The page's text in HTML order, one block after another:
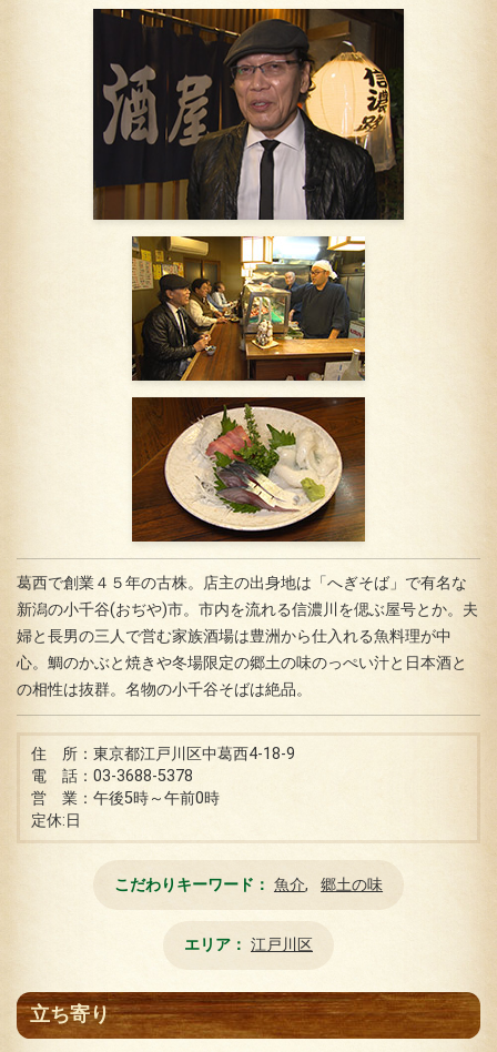
葛西で創業４５年の古株。店主の出身地は「へぎそば」で有名な
新潟の小千谷(おぢや)市。市内を流れる信濃川を偲ぶ屋号とか。夫
婦と長男の三人で営む家族酒場は豊洲から仕入れる魚料理が中
心。鯛のかぶと焼きや冬場限定の郷土の味のっぺい汁と日本酒と
の相性は抜群。名物の小千谷そばは絶品。
住 所：東京都江戸川区中葛西4-18-9
電 話：03-3688-5378
営 業：午後5時～午前0時
定休:日
こだわりキーワード 魚介 郷土の味
エリア 江戸川区
立ち寄り